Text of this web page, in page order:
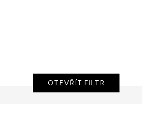
OTEVŘÍT FILTR